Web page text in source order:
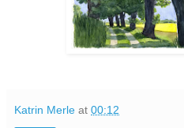
Katrin Merle at 00:12